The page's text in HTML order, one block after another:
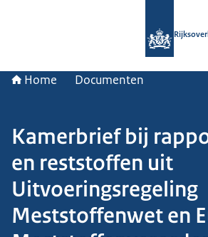
Home Documenten
Kamerbrief bij
en reststoffen uit
Uitvoeringsregeling
Meststoffenwet en